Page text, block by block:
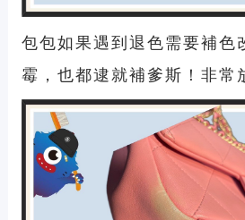
包包如果遇到退色需要補色
霉，也都逮就補爹斯！非常